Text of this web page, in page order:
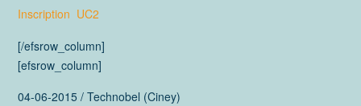
Inscription UC2
[/efsrow_column]
[efsrow_column]
04-06-2015 / Technobel (Ciney)